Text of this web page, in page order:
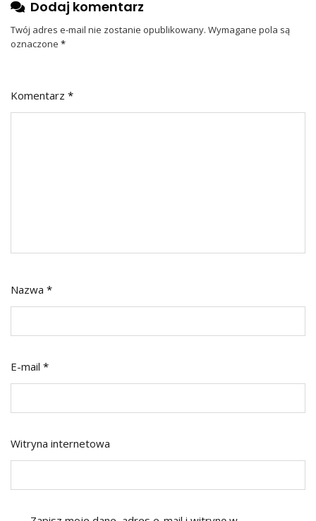
Dodaj komentarz
Twój adres e-mail nie zostanie opublikowany. Wymagane pola są
oznaczone *
Komentarz *
Nazwa *
E-mail *
Witryna internetowa